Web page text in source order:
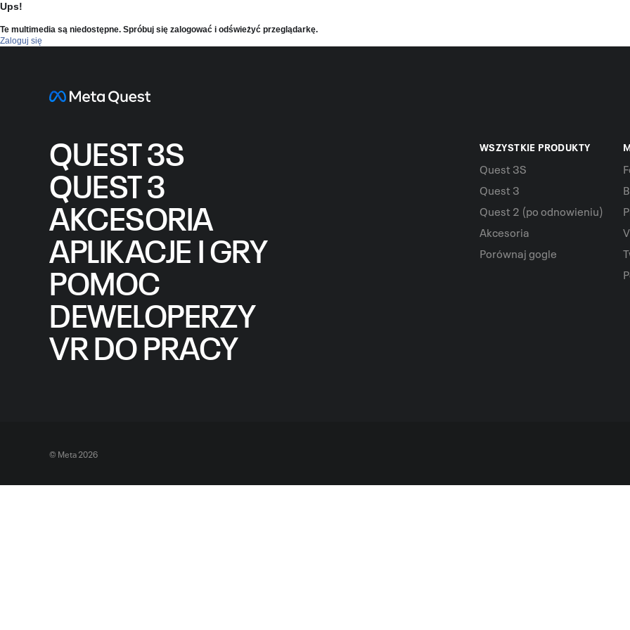
Ups!
Te multimedia są niedostępne. Spróbuj się zalogować i odświeżyć przeglądarkę.
Zaloguj się
QUEST 3S
QUEST 3
AKCESORIA
APLIKACJE I GRY
POMOC
DEWELOPERZY
VR DO PRACY
WSZYSTKIE PRODUKTY
Quest 3S
Quest 3
Quest 2 (po odnowieniu)
Akcesoria
Porównaj gogle
© Meta 2026